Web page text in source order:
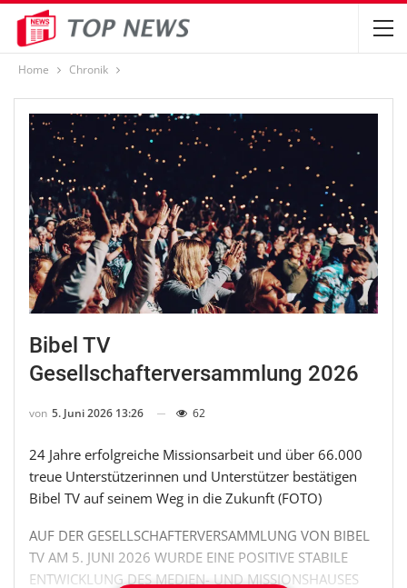
Home Chronik
Bibel TV
Gesellschafterversammlung 2026
von 5. Juni 2026 13:26 62
24 Jahre erfolgreiche Missionsarbeit und über 66.000
treue Unterstützerinnen und Unterstützer bestätigen
Bibel TV auf seinem Weg in die Zukunft (FOTO)
AUF DER GESELLSCHAFTERVERSAMMLUNG VON BIBEL
TV AM 5. JUNI 2026 WURDE EINE POSITIVE STABILE
ENTWICKLUNG DES MEDIEN- UND MISSIONSHAUSES